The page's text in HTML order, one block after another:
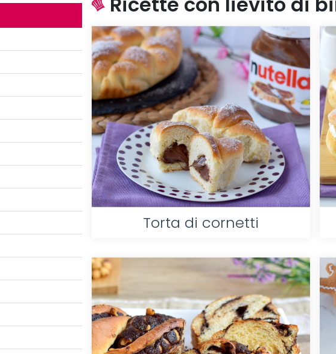
Ricette con lievito di
Torta di cornetti